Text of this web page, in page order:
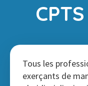
Tous les
exerçants de